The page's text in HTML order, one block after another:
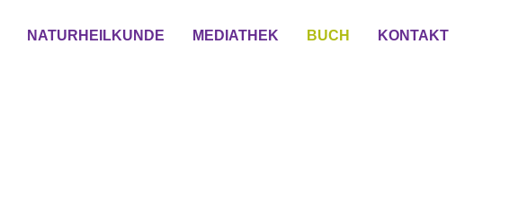
NATURHEILKUNDE MEDIATHEK BUCH KONTAKT